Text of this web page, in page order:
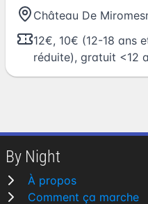
Château De
12€, 10€ (12-18 ans
réduite), gratuit <12
By Night
À propos
Comment ça marche